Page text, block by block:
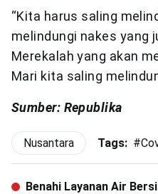
“Kita harus saling
melindungi nakes yang
Merekalah yang akan
Mari kita saling
Sumber: Republika
Nusantara Tags: #
Benahi Layanan Air